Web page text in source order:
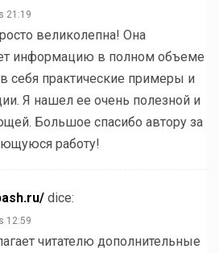
21:19
великолепна! Она
информацию в полном объеме
себя практические примеры и
Я нашел ее очень полезной и
Большое спасибо автору за
работу!
dice:
12:59
читателю дополнительные